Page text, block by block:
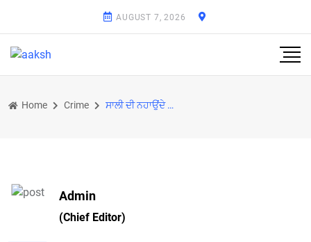
AUGUST 7, 2026
Home Crime ਸਾਲੀ ਦੀ ਨਹਾਉਂਦੇ ਦੀ ਅਸ਼ਲੀਲ ਵੀਡੀਓ ਬਣਾ ਬਲੈਕਮੇਲ ਕਰਕੇ ਬਣਾਏ ਸਰੀਰਕ ਸਬੰਧ
Admin
(Chief Editor)